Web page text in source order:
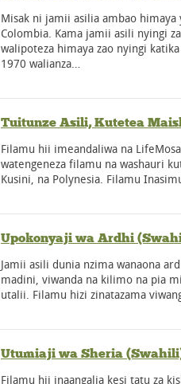
Misak ni jamii asilia ambao himaya
Colombia. Kama jamii asili nyingi
walipoteza himaya zao nyingi
1970 walianza…
Tuitunze Asili, Kutetea
Filamu hii imeandaliwa na
watengeneza filamu na washauri
Kusini, na Polynesia. Filamu
Upokonyaji wa Ardhi
Jamii asili dunia nzima wanaona
madini, viwanda na kilimo na pia
utalii. Filamu hizi zinatazama
Utumiaji wa Sheria
Filamu hii inaangalia kesi tatu za